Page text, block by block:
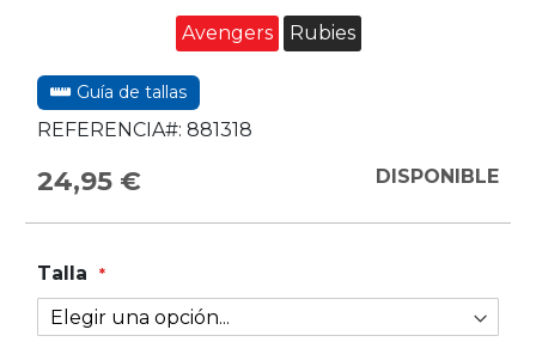
Avengers Rubies
Guía de tallas
REFERENCIA#: 881318
24,95 € DISPONIBLE
Talla